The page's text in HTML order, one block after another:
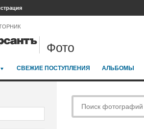
Фото
СВЕЖИЕ ПОСТУПЛЕНИЯ АЛЬБОМЫ